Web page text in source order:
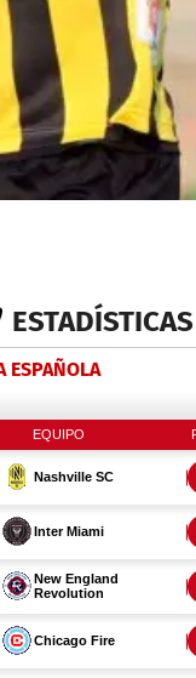
ESTADÍSTICAS
ESPAÑOLA